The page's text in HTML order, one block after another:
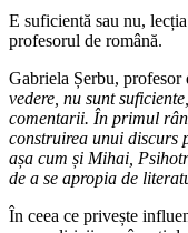
E suficientă sau nu,
profesorul de română.
Gabriela Șerbu, profesor
vedere, nu sunt
comentarii. În primul
construirea unui discurs
așa cum și Mihai,
de a se apropia de
În ceea ce privește